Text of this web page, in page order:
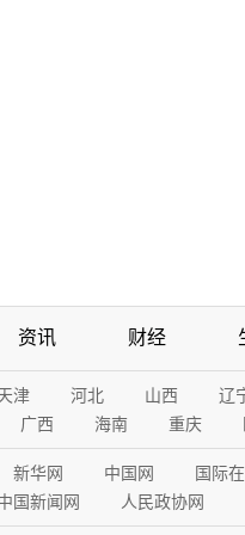
资讯 财经
津 河北 山西 辽
广西 海南 重庆
新华网 中国网 国际
国新闻网 人民政协网